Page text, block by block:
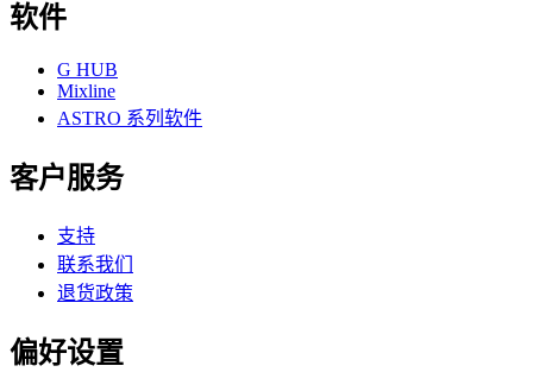
软件
G HUB
Mixline
ASTRO 系列软件
客户服务
支持
联系我们
退货政策
偏好设置